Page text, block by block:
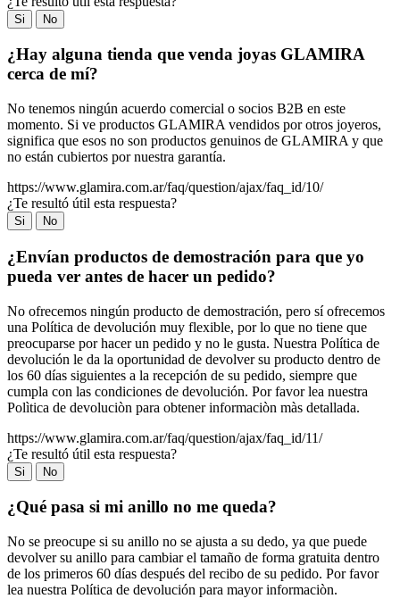
Si No
¿Hay alguna tienda que venda joyas GLAMIRA
cerca de mí?
No tenemos ningún acuerdo comercial o socios B2B en este
momento. Si ve productos GLAMIRA vendidos por otros joyeros,
significa que esos no son productos genuinos de GLAMIRA y que
no están cubiertos por nuestra garantía.
https://www.glamira.com.ar/faq/question/ajax/faq_id/10/
¿Te resultó útil esta respuesta?
Si No
¿Envían productos de demostración para que yo
pueda ver antes de hacer un pedido?
No ofrecemos ningún producto de demostración, pero sí ofrecemos
una Política de devolución muy flexible, por lo que no tiene que
preocuparse por hacer un pedido y no le gusta. Nuestra Política de
devolución le da la oportunidad de devolver su producto dentro de
los 60 días siguientes a la recepción de su pedido, siempre que
cumpla con las condiciones de devolución. Por favor lea nuestra
Polìtica de devoluciòn para obtener informaciòn màs detallada.
https://www.glamira.com.ar/faq/question/ajax/faq_id/11/
¿Te resultó útil esta respuesta?
Si No
¿Qué pasa si mi anillo no me queda?
No se preocupe si su anillo no se ajusta a su dedo, ya que puede
devolver su anillo para cambiar el tamaño de forma gratuita dentro
de los primeros 60 días después del recibo de su pedido. Por favor
lea nuestra Política de devolución para mayor informaciòn.